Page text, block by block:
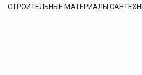
СТРОИТЕЛЬНЫЕ МАТЕРИАЛЫ